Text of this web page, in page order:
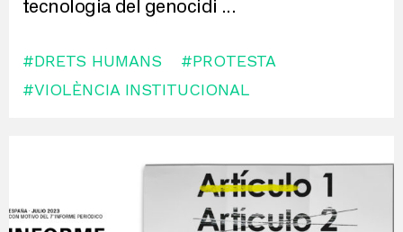
tecnologia del genocidi ...
#DRETS HUMANS
#PROTESTA
#VIOLÈNCIA INSTITUCIONAL